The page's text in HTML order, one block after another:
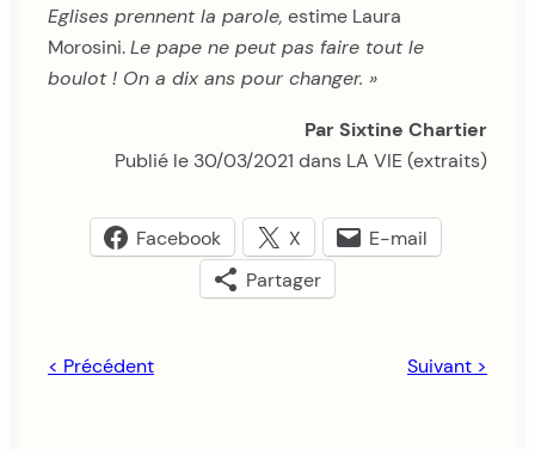
Eglises prennent la parole, estime Laura
Morosini.Le pape ne peut pas faire tout le
boulot ! On a dix ans pour changer. »
Par Sixtine Chartier
Publié le 30/03/2021 dans LA VIE (extraits)
Facebook X
E-mail
Partager
< Précédent Suivant >